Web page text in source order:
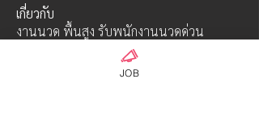
เกี่ยวกับ
งานนวด พื้นสูง รับพนักงานนวดด่วน
จำนวนเยอะ ประกันหลายเดือนสู
JOB